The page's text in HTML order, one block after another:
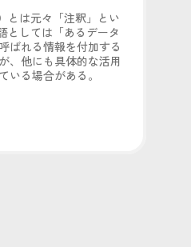
とは元々「注釈」とい
としては「あるデータ
ばれる情報を付加する
、他にも具体的な活用
いる場合がある。